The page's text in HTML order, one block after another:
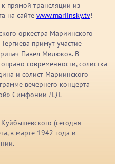
прямой трансляции из
на сайте www.mariinsky.tv!
оркестра Мариинского
примут участие
Павел Милюков. В
современности, солистка
и солист Мариинского
вечернего концерта
Симфонии Д.Д.
(сегодня —
в марте 1942 года и